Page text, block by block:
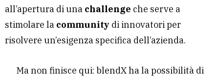
all’apertura di una challenge che serve a
stimolare la community di innovatori per
risolvere un’esigenza specifica dell’azienda.
Ma non finisce qui: blendX ha la possibilità di